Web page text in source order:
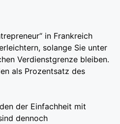
in Frankreich
solange Sie unter
Verdienstgrenze bleiben.
als Prozentsatz des
der Einfachheit mit
dennoch